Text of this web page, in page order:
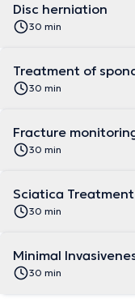
Disc herniation
30 min
Treatment of
30 min
Fracture
30 min
Sciatica Treatment
30 min
Minimal
30 min